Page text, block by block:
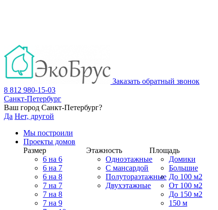
Заказать обратный звонок
8 812 980-15-03
Санкт-Петербург
Ваш город Санкт-Петербург?
Да Нет, другой
Мы построили
Проекты домов
Размер
6 на 6
6 на 7
6 на 8
7 на 7
7 на 8
7 на 9
Этажность
Одноэтажные
С мансардой
Полутораэтажные
Двухэтажные
Площадь
Домики
Большие
До 100 м2
От 100 м2
До 150 м2
150 м